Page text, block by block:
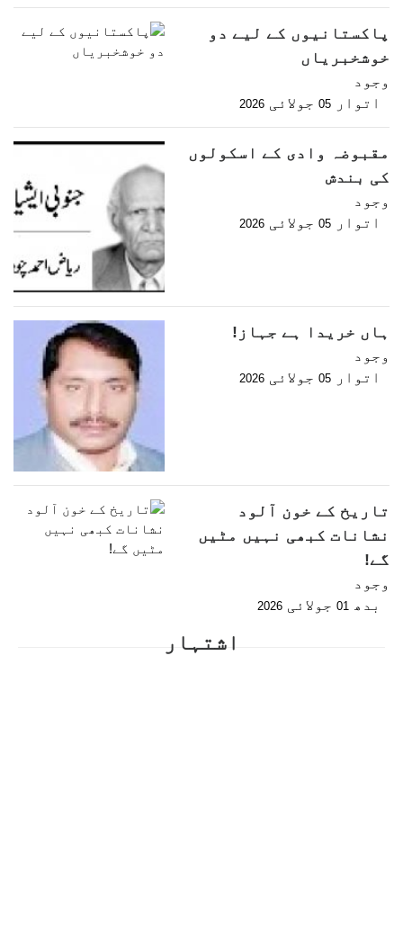
پاکستانیوں کے لیے دو
خوشخبریاں
وجود
اتوار 05 جولائی 2026
مقبوضہ وادی کے اسکولوں
کی بندش
وجود
اتوار 05 جولائی 2026
ہاں خریدا ہے جہاز!
وجود
اتوار 05 جولائی 2026
تاریخ کے خون آلود
نشانات کبھی نہیں مٹیں
گے!
وجود
بدھ 01 جولائی 2026
اشتہار